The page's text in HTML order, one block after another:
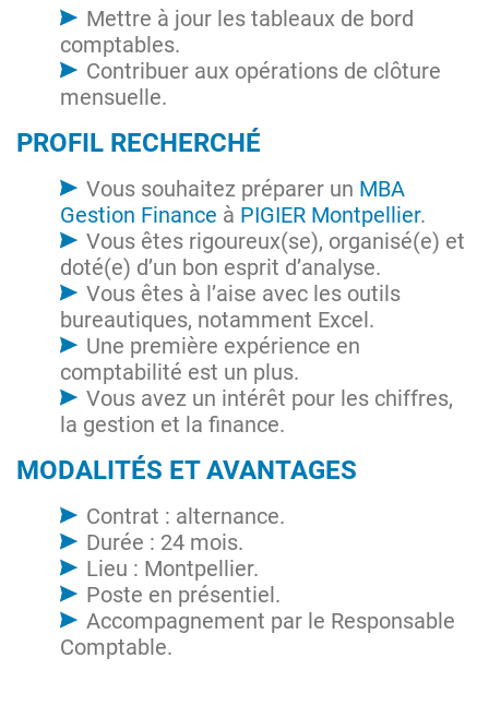
Mettre à jour les tableaux de bord
comptables.
Contribuer aux opérations de clôture
mensuelle.
PROFIL RECHERCHÉ
Vous souhaitez préparer un MBA
Gestion Finance à PIGIER Montpellier.
Vous êtes rigoureux(se), organisé(e) et
doté(e) d’un bon esprit d’analyse.
Vous êtes à l’aise avec les outils
bureautiques, notamment Excel.
Une première expérience en
comptabilité est un plus.
Vous avez un intérêt pour les chiffres,
la gestion et la finance.
MODALITÉS ET AVANTAGES
Contrat : alternance.
Durée : 24 mois.
Lieu : Montpellier.
Poste en présentiel.
Accompagnement par le Responsable
Comptable.